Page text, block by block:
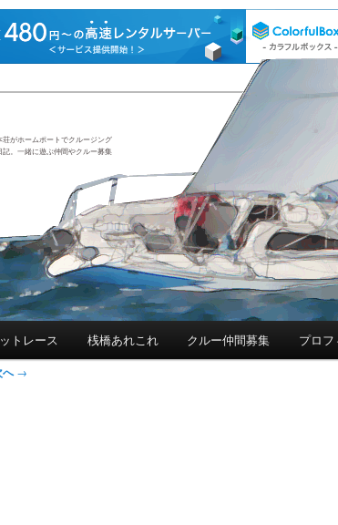
がホームポートでクルージング
。一緒に遊ぶ仲間やクルー募集
トレース 桟橋あれこれ クルー仲間募集 プロ
へ→